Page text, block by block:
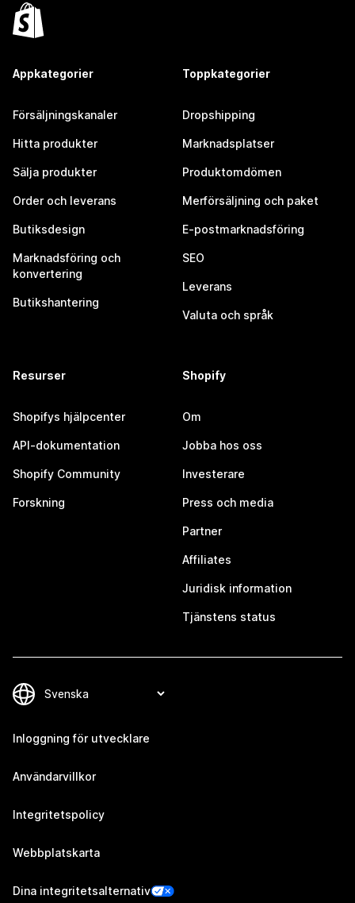
Appkategorier
Försäljningskanaler
Hitta produkter
Sälja produkter
Order och leverans
Butiksdesign
Marknadsföring och
konvertering
Butikshantering
Toppkategorier
Dropshipping
Marknadsplatser
Produktomdömen
Merförsäljning och paket
E-postmarknadsföring
SEO
Leverans
Valuta och språk
Resurser
Shopifys hjälpcenter
API-dokumentation
Shopify Community
Forskning
Shopify
Om
Jobba hos oss
Investerare
Press och media
Partner
Affiliates
Juridisk information
Tjänstens status
Inloggning för utvecklare
Användarvillkor
Integritetspolicy
Webbplatskarta
Dina integritetsalternativ